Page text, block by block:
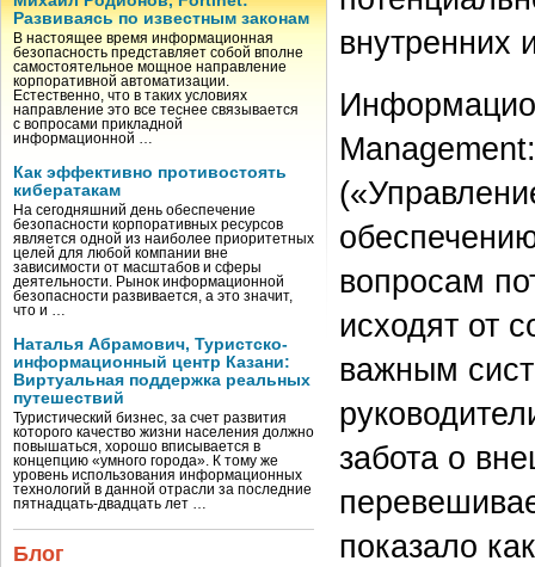
Развиваясь по известным законам
В настоящее время информационная
безопасность представляет собой вполне
самостоятельное мощное направление
корпоративной автоматизации.
Естественно, что в таких условиях
направление это все теснее связывается
с вопросами прикладной
информационной …
Как эффективно противостоять
кибератакам
На сегодняшний день обеспечение
безопасности корпоративных ресурсов
является одной из наиболее приоритетных
целей для любой компании вне
зависимости от масштабов и сферы
деятельности. Рынок информационной
безопасности развивается, а это значит,
что и …
Наталья Абрамович, Туристско-
информационный центр Казани:
Виртуальная поддержка реальных
путешествий
Туристический бизнес, за счет развития
которого качество жизни населения должно
повышаться, хорошо вписывается в
концепцию «умного города». К тому же
уровень использования информационных
технологий в данной отрасли за последние
пятнадцать-двадцать лет …
Блог
внутренних
вопросам
исходят от
важным
забота о
показало